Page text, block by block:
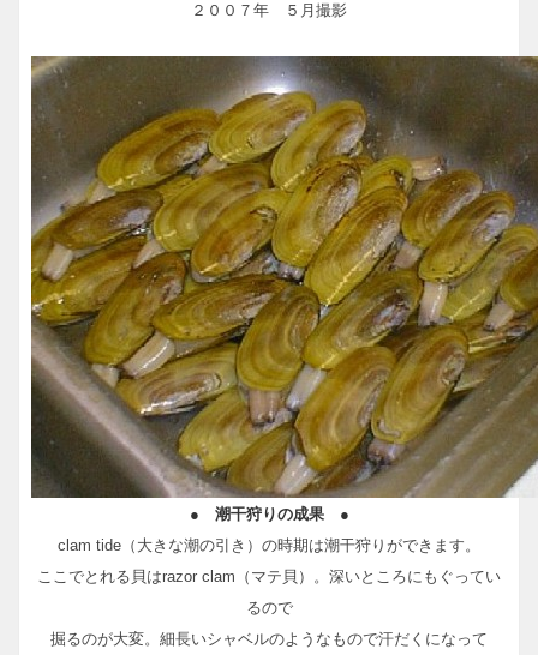
２００７年 ５月撮影
● 潮干狩りの成果 ●
clam tide（大きな潮の引き）の時期は潮干狩りができます。
ここでとれる貝はrazor clam（マテ貝）。深いところにもぐってい
るので
掘るのが大変。細長いシャベルのようなもので汗だくになって